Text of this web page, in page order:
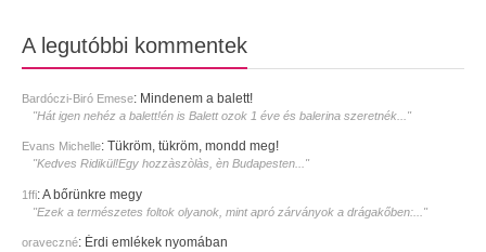
A legutóbbi kommentek
Bardóczi-Biró Emese: Mindenem a balett!
"Hát igen nehéz a balett!én is Balett ozok 1 éve és balerina szeretnék..."
Evans Michelle: Tükröm, tükröm, mondd meg!
"Kedves Ridikül!Egy hozzàszòlàs, èn Budapesten..."
1ffi:A bőrünkre megy
"Ezek a természetes foltok olyanok, mint apró zárványok a drágakőben:..."
oraveczné: Érdi emlékek nyomában